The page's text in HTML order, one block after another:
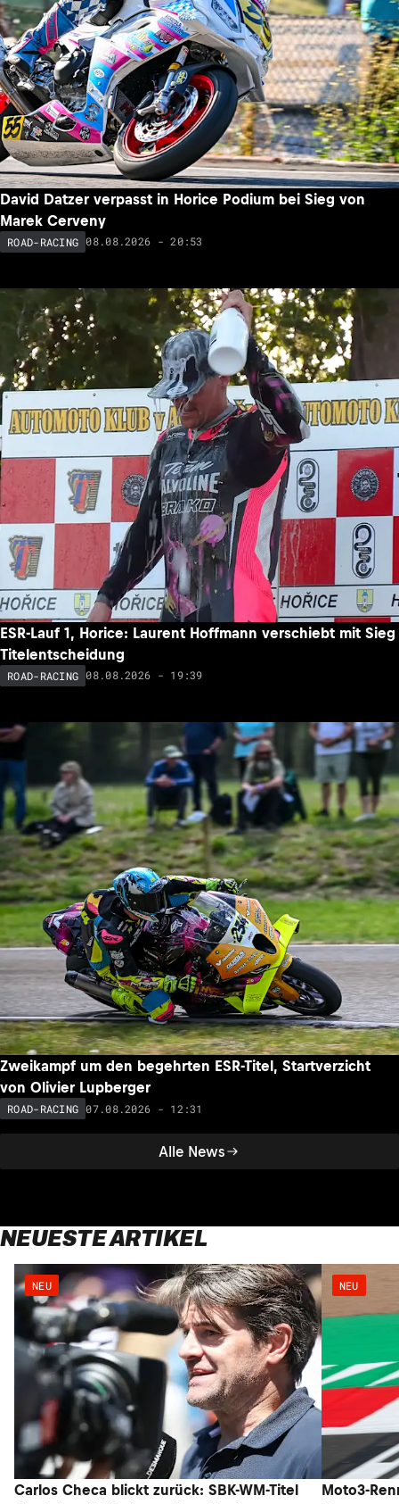
Alle News
David Datzer verpasst in Horice Podium bei Sieg von
Marek Cerveny
ROAD-RACING 08.08.2026 - 20:53
ESR-Lauf 1, Horice: Laurent Hoffmann verschiebt mit Sieg
Titelentscheidung
ROAD-RACING 08.08.2026 - 19:39
Zweikampf um den begehrten ESR-Titel, Startverzicht
von Olivier Lupberger
ROAD-RACING 07.08.2026 - 12:31
NEUESTE ARTIKEL
NEU
Carlos Checa blickt zurück: SBK-WM-Titel
NEU
Moto3-